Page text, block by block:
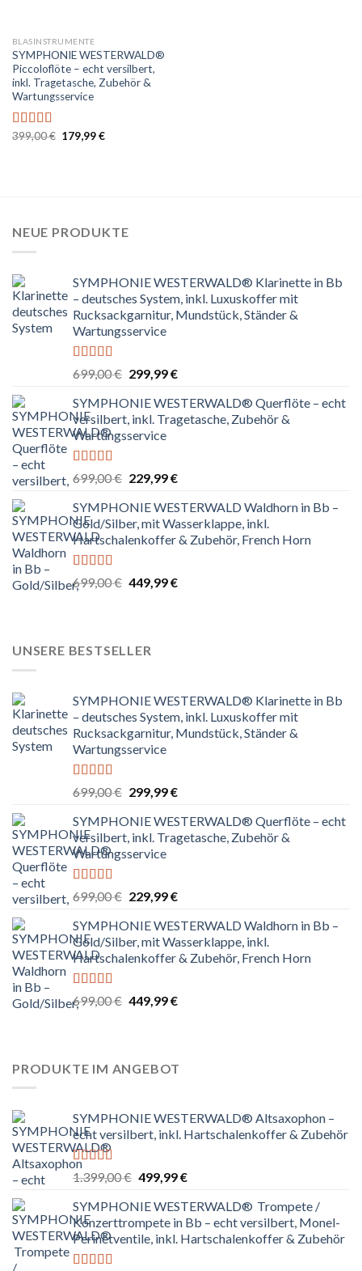
BLASINSTRUMENTE
SYMPHONIE WESTERWALD®
Piccoloflöte – echt versilbert,
inkl. Tragetasche, Zubehör &
Wartungsservice
Bewertet
399,00€ Ursprünglicher
Preis
179,99€Aktueller
NEUE PRODUKTE
SYMPHONIE WESTERWALD® Klarinette in Bb
– deutsches System, inkl. Luxuskoffer mit
Rucksackgarnitur, Mundstück, Ständer &
Wartungsservice
Bewertet
4.80
von 5
699,00€ Ursprünglicher
war:
699,00 €
299,99€Aktueller
ist:
299,99 €.
SYMPHONIE WESTERWALD® Querflöte – echt
versilbert, inkl. Tragetasche, Zubehör &
Wartungsservice
Bewertet
4.83
von 5
699,00€ Ursprünglicher
war:
699,00 €
229,99€Aktueller
ist:
229,99 €.
SYMPHONIE WESTERWALD Waldhorn in Bb –
Gold/Silber, mit Wasserklappe, inkl.
Hartschalenkoffer & Zubehör, French Horn
Bewertet
mit
4.67
699,00€ Ursprünglicher
449,99€Aktueller
UNSERE BESTSELLER
SYMPHONIE WESTERWALD® Klarinette in Bb
– deutsches System, inkl. Luxuskoffer mit
Rucksackgarnitur, Mundstück, Ständer &
Wartungsservice
Bewertet
4.80
von 5
699,00€ Ursprünglicher
war:
699,00 €
299,99€Aktueller
ist:
299,99 €.
SYMPHONIE WESTERWALD® Querflöte – echt
versilbert, inkl. Tragetasche, Zubehör &
Wartungsservice
Bewertet
4.83
von 5
699,00€ Ursprünglicher
war:
699,00 €
229,99€Aktueller
ist:
229,99 €.
SYMPHONIE WESTERWALD Waldhorn in Bb –
Gold/Silber, mit Wasserklappe, inkl.
Hartschalenkoffer & Zubehör, French Horn
Bewertet
mit
4.67
699,00€ Ursprünglicher
449,99€Aktueller
PRODUKTE IM ANGEBOT
SYMPHONIE WESTERWALD® Altsaxophon –
echt versilbert, inkl. Hartschalenkoffer & Zubehör
Bewertet
5.00
5
1.399,00€ Ursprünglicher
war:
1.399,00 €
499,99€Aktueller
ist:
499,99 €.
SYMPHONIE WESTERWALD® Trompete /
Konzerttrompete in Bb – echt versilbert, Monel-
Perinetventile, inkl. Hartschalenkoffer & Zubehör